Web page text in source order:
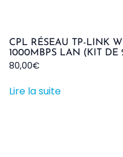
CPL RÉSEAU TP-LINK
1000MBPS LAN (KIT DE
80,00€
Lire la suite